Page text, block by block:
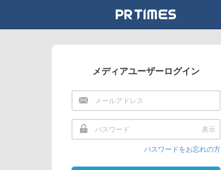
メディアユーザーログイン
表示
パスワードをお忘れの方